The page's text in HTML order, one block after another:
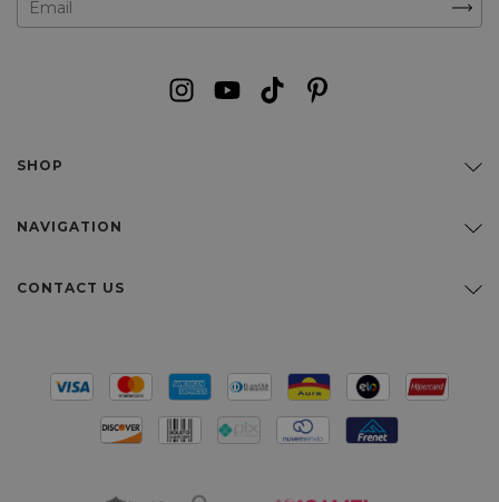
SHOP
NAVIGATION
CONTACT US